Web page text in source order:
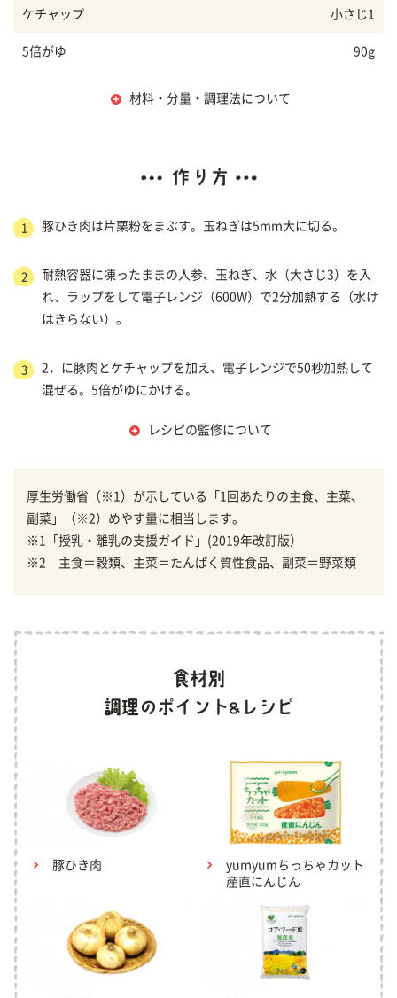
ケチャップ 小さじ1
5倍がゆ 90g
材料・分量・調理法について
1 豚ひき肉は片栗粉をまぶす。玉ねぎは5mm大に切る。
2
耐熱容器に凍ったままの人参、玉ねぎ、水（大さじ3）を入
れ、ラップをして電子レンジ（600W）で2分加熱する（水け
はきらない）。
3
2．に豚肉とケチャップを加え、電子レンジで50秒加熱して
混ぜる。5倍がゆにかける。
レシピの監修について
厚生労働省（※1）が示している「1回あたりの主食、主菜、
副菜」（※2）めやす量に相当します。
※1「授乳・離乳の支援ガイド」(2019年改訂版）
※2 主食＝穀類、主菜＝たんぱく質性食品、副菜＝野菜類
豚ひき肉
yumyumちっちゃカット
産直にんじん